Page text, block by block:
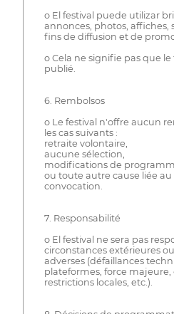
o El festival puede utilizar
annonces, photos, affiches,
fins de diffusion et de
o Cela ne signifie pas que
publié.
6. Rembolsos
o Le festival n'offre aucun
les cas suivants :
retraite volontaire,
aucune sélection,
modifications de
ou toute autre cause liée au
convocation.
7. Responsabilité
o El festival ne sera pas
circonstances extérieures
adverses (défaillances
plateformes, force
restrictions locales, etc.).